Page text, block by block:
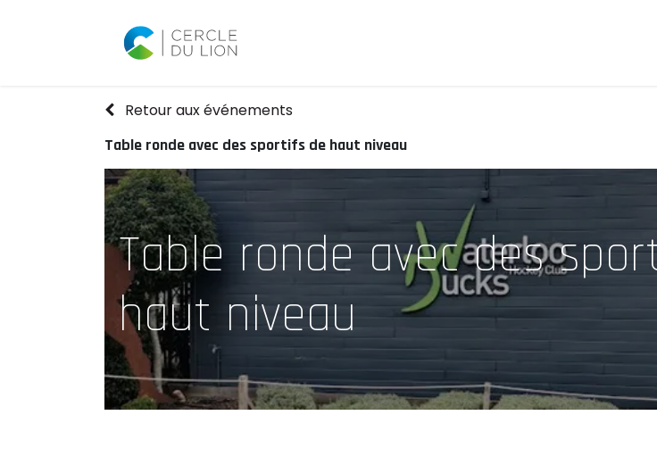
Retour aux événements
Table ronde avec des sportifs de haut niveau
Table ronde avec des
haut niveau